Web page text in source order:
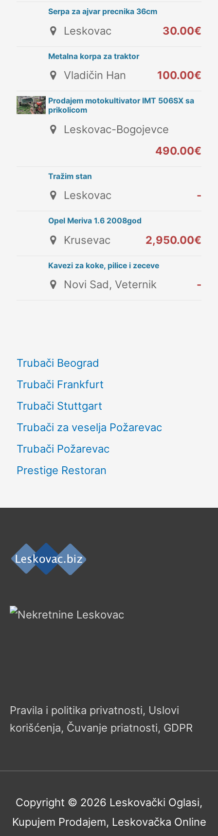
Serpa za ajvar precnika 36cm
Leskovac 30.00€
Metalna korpa za traktor
Vladičin Han 100.00€
Prodajem motokultivator IMT 506SX sa
prikolicom
Leskovac-Bogojevce
490.00€
Tražim stan
Leskovac -
Opel Meriva 1.6 2008god
Krusevac 2,950.00€
Kavezi za koke, pilice i zeceve
Novi Sad, Veternik -
Trubači Beograd
Trubači Frankfurt
Trubači Stuttgart
Trubači za veselja Požarevac
Trubači Požarevac
Prestige Restoran
Pravila i politika privatnosti, Uslovi
korišćenja, Čuvanje priatnosti, GDPR
Copyright © 2026 Leskovački Oglasi,
Kupujem Prodajem, Leskovačka Online